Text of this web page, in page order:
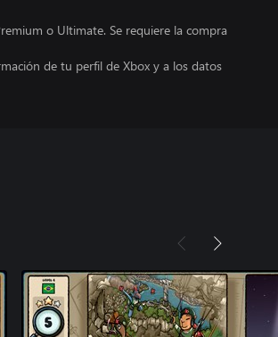
o Ultimate. Se requiere la compra
de tu perfil de Xbox y a los datos